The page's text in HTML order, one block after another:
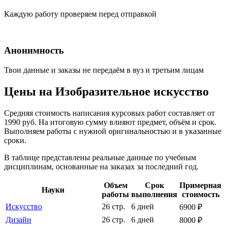
Каждую работу проверяем перед отправкой
Анонимность
Твои данные и заказы не передаём в вуз и третьим лицам
Цены на Изобразительное искусство
Средняя стоимость написания курсовых работ составляет от
1990 руб. На итоговую сумму влияют предмет, объём и срок.
Выполняем работы с нужной оригинальностью и в указанные
сроки.
В таблице представлены реальные данные по учебным
дисциплинам, основанные на заказах за последний год.
Науки
Объем
работы
Срок
выполнения
Примерная
стоимость
Искусство
26 стр. 6 дней
6900 ₽
Дизайн
26 стр. 6 дней
8000 ₽